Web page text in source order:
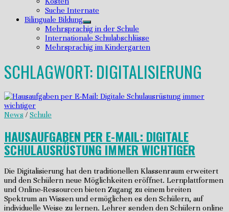
Suche Internate
Bilinguale Bildung
Untermenü
anzeigen
Mehrsprachig in der Schule
Internationale Schulabschlüsse
Mehrsprachig im Kindergarten
SCHLAGWORT:DIGITALISIERUNG
News / Schule
HAUSAUFGABEN PER E-MAIL: DIGITALE
SCHULAUSRÜSTUNG IMMER WICHTIGER
Die Digitalisierung hat den traditionellen Klassenraum erweitert
und den Schülern neue Möglichkeiten eröffnet. Lernplattformen
und Online-Ressourcen bieten Zugang zu einem breiten
Spektrum an Wissen und ermöglichen es den Schülern, auf
individuelle Weise zu lernen. Lehrer senden den Schülern online